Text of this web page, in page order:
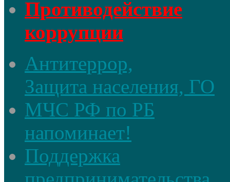
Противодействие
коррупции
Антитеррор,
Защита населения, ГО
МЧС РФ по РБ
напоминает!
Поддержка